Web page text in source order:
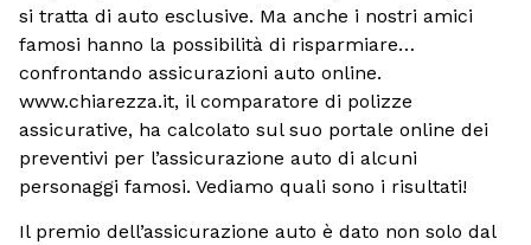
si tratta di auto esclusive. Ma anche i nostri amici
famosi hanno la possibilità di risparmiare…
confrontando assicurazioni auto online.
www.chiarezza.it, il comparatore di polizze
assicurative, ha calcolato sul suo portale online dei
preventivi per l’assicurazione auto di alcuni
personaggi famosi. Vediamo quali sono i risultati!
Il premio dell’assicurazione auto è dato non solo dal